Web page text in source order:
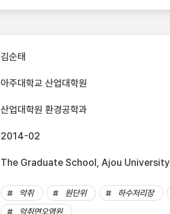
김순태
아주대학교 산업대학원
산업대학원 환경공학과
2014-02
The Graduate School, Ajou University
악취 원단위 하수처리장
악취면오염원